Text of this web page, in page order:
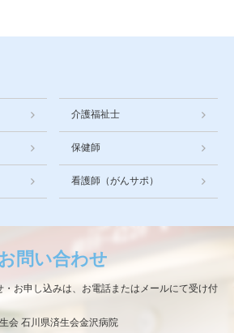
介護福祉士
保健師
看護師（がんサポ）
問い合わせ
お申し込みは、お電話またはメールにて受け付
会 石川県済生会金沢病院